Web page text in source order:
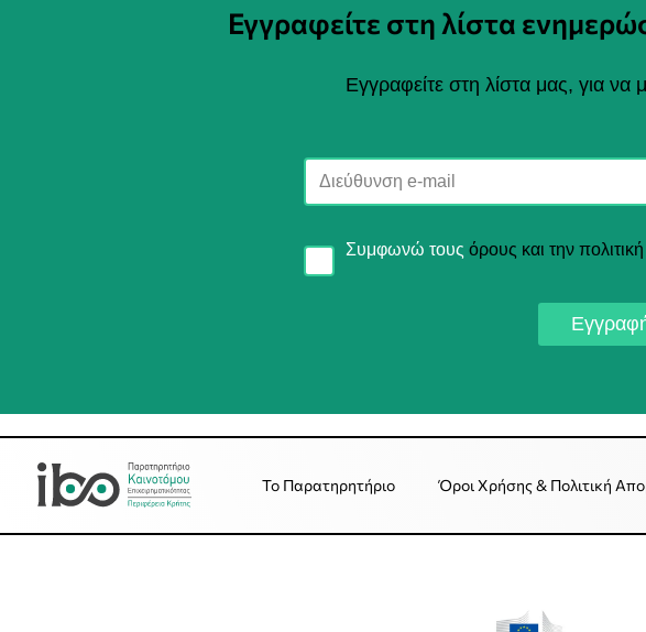
Εγγραφείτε στη λίστα
Εγγραφείτε στη λίστα μας, για να
Συμφωνώ τουςόρους και την
Το Παρατηρητήριο Όροι Χρήσης & Πολιτική